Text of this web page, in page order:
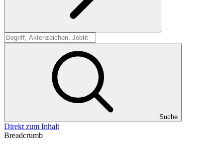
Suche
Suche
Direkt zum Inhalt
Breadcrumb